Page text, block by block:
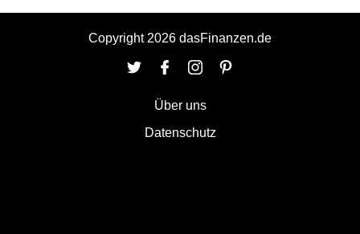
Copyright 2026 dasFinanzen.de
Über uns
Datenschutz